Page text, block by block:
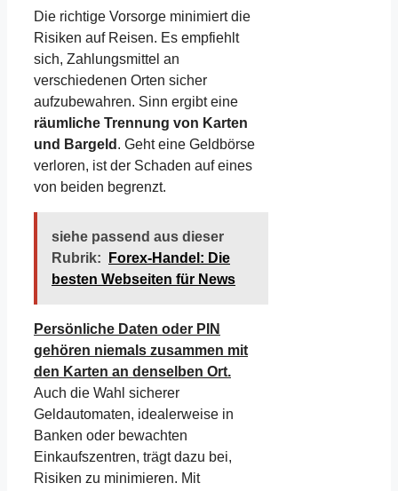
Die richtige Vorsorge minimiert die
Risiken auf Reisen. Es empfiehlt
sich, Zahlungsmittel an
verschiedenen Orten sicher
aufzubewahren. Sinn ergibt eine
räumliche Trennung von Karten
und Bargeld . Geht eine Geldbörse
verloren, ist der Schaden auf eines
von beiden begrenzt.
siehe passend aus dieser
Rubrik:
Forex-Handel: Die
besten Webseiten für News
Persönliche Daten oder PIN
gehören niemals zusammen mit
den Karten an denselben Ort.
Auch die Wahl sicherer
Geldautomaten, idealerweise in
Banken oder bewachten
Einkaufszentren, trägt dazu bei,
Risiken zu minimieren. Mit